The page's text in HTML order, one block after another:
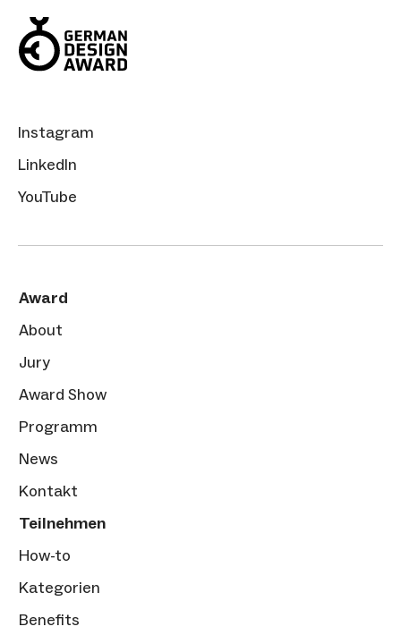
Instagram
LinkedIn
YouTube
Award
About
Jury
Award Show
Programm
News
Kontakt
Teilnehmen
How-to
Kategorien
Benefits